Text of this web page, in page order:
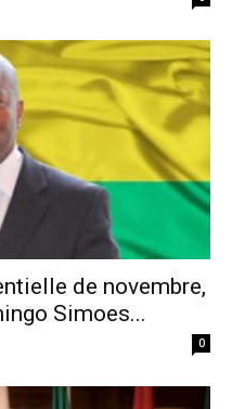
de novembre,
Simoes...
0